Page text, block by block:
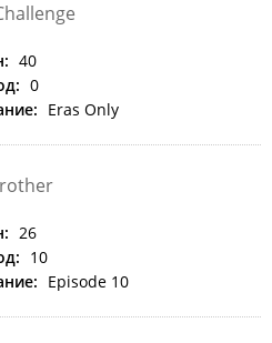
40
0
Eras Only
26
10
Episode 10